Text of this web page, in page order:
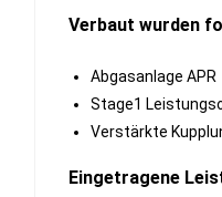
Verbaut wurden
Abgasanlage APR
Stage1
Verstärkte
Eingetragene